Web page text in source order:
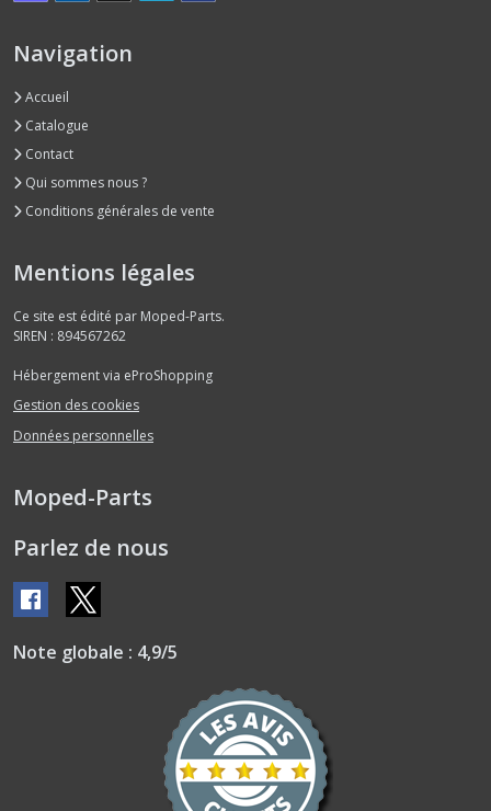
BA7S
(1)
Afficher
résultats
Navigation
Accueil
Catalogue
Contact
Qui sommes nous ?
Conditions générales de vente
Mentions légales
Ce site est édité par Moped-Parts.
SIREN : 894567262
Hébergement via eProShopping
Gestion des cookies
Données personnelles
Moped-Parts
Parlez de nous
Note globale : 4,9/5